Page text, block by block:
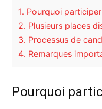
1. Pourquoi
2. Plusieurs places
3. Processus de
4. Remarques
Pourquoi